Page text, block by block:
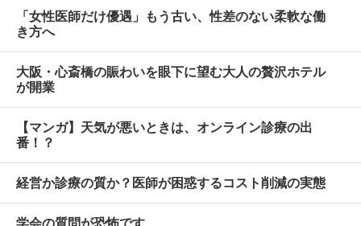
「女性医師だけ優遇」もう古い、性差のない柔軟な働
き方へ
大阪・心斎橋の賑わいを眼下に望む大人の贅沢ホテル
が開業
【マンガ】天気が悪いときは、オンライン診療の出
番！？
経営か診療の質か？医師が困惑するコスト削減の実態
学会の質問が恐怖です